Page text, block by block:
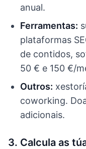
anual.
Ferramentas:
plataformas
de contidos,
50 € e 150 €/
Outros:
coworking.
adicionais.
3. Calcula as